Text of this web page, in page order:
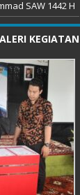
SAW 1442 H
KEGIATAN